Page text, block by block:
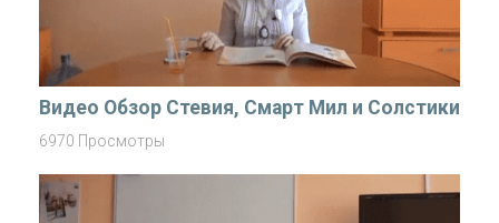
Видео Обзор Стевия, Смарт Мил и Солстики
6970 Просмотры